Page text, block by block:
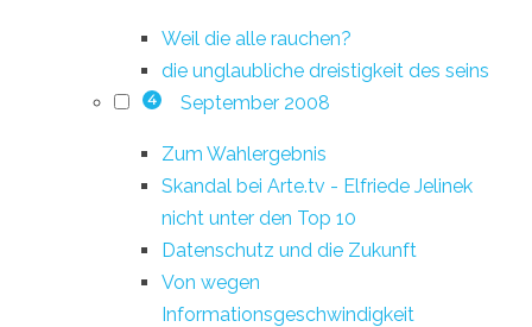
Weil die alle rauchen?
die unglaubliche dreistigkeit des seins
4 September 2008
Zum Wahlergebnis
Skandal bei Arte.tv - Elfriede Jelinek
nicht unter den Top 10
Datenschutz und die Zukunft
Von wegen
Informationsgeschwindigkeit